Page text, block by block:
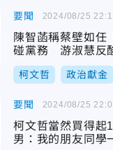
要聞
陳智菡稱蔡壁如任
碰黨務 游淑慧反
席？
柯文哲 政治獻金
2024/08/25
要聞
柯文哲當然買得起
男：我的朋友同學
2024/08/25